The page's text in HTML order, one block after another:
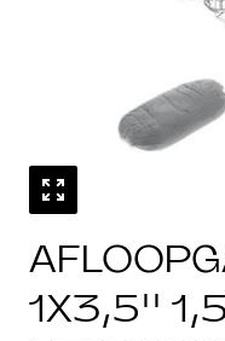
1X3,5''
1 /0